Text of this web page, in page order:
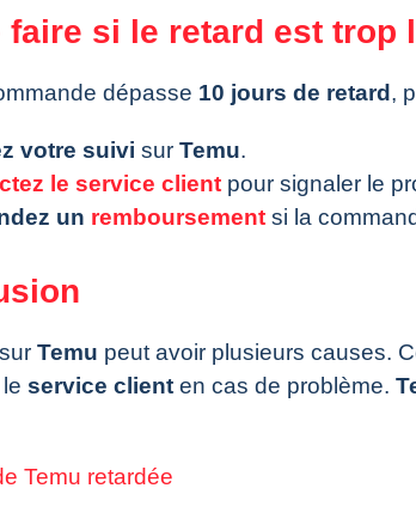
faire si le retard est trop
dépasse 10 jours de retard ,
votre suivi sur Temu.
le service client pour signaler le
un remboursement si la
Temu peut avoir plusieurs causes.
service client en cas de problème.
Temu retardée